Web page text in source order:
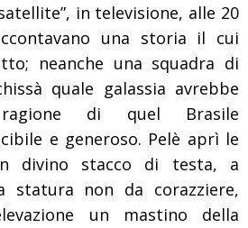
in televisione, alle 20
una storia il cui
neanche una squadra di
quale galassia avrebbe
di quel Brasile
e generoso. Pelè aprì le
divino stacco di testa, a
statura non da corazziere,
un mastino della